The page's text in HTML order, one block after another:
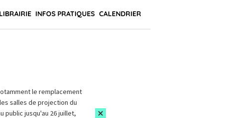
LIBRAIRIE INFOS PRATIQUES CALENDRIER
le remplacement
salles de projection du
public jusqu'au 26 juillet,